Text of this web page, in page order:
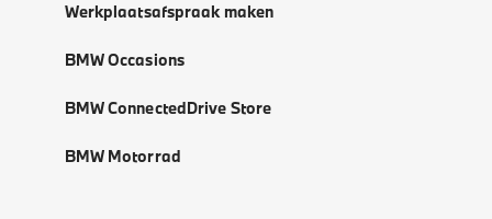
Werkplaatsafspraak maken
BMW Occasions
BMW ConnectedDrive Store
BMW Motorrad